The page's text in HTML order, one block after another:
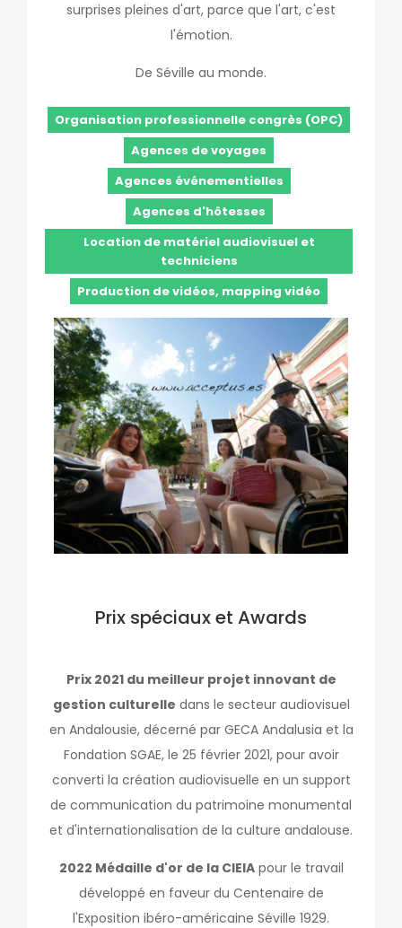
surprises pleines d'art, parce que l'art, c'est
l'émotion.
De Séville au monde.
Organisation professionnelle congrès (OPC)
Agences de voyages
Agences événementielles
Agences d'hôtesses
Location de matériel audiovisuel et
techniciens
Production de vidéos, mapping vidéo
Prix spéciaux et Awards
Prix 2021 du meilleur projet innovant de
gestion culturelle dans le secteur audiovisuel
en Andalousie, décerné par GECA Andalusia et la
Fondation SGAE, le 25 février 2021, pour avoir
converti la création audiovisuelle en un support
de communication du patrimoine monumental
et d'internationalisation de la culture andalouse.
2022 Médaille d'or de la CIEIApour le travail
développé en faveur du Centenaire de
l'Exposition ibéro-américaine Séville 1929.